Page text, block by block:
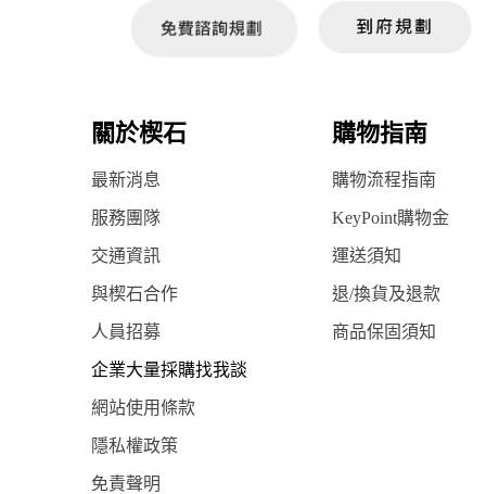
關於楔石 購物指南
最新消息 購物流程指南
服務團隊 KeyPoint購物金
交通資訊 運送須知
與楔石合作 退/換貨及退款
人員招募 商品保固須知
企業大量採購找我談
網站使用條款
隱私權政策
免責聲明